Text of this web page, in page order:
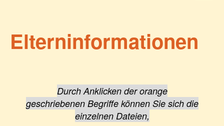
Pädagogische Grundsätze
Eindrücke und Höhepunkte
Elterninformationen
Durch Anklicken der orange
geschriebenen Begriffe können Sie sich die
einzelnen Dateien,